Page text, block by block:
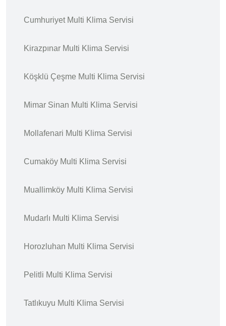
Cumhuriyet Multi Klima Servisi
Kirazpınar Multi Klima Servisi
Köşklü Çeşme Multi Klima Servisi
Mimar Sinan Multi Klima Servisi
Mollafenari Multi Klima Servisi
Cumaköy Multi Klima Servisi
Muallimköy Multi Klima Servisi
Mudarlı Multi Klima Servisi
Horozluhan Multi Klima Servisi
Pelitli Multi Klima Servisi
Tatlıkuyu Multi Klima Servisi